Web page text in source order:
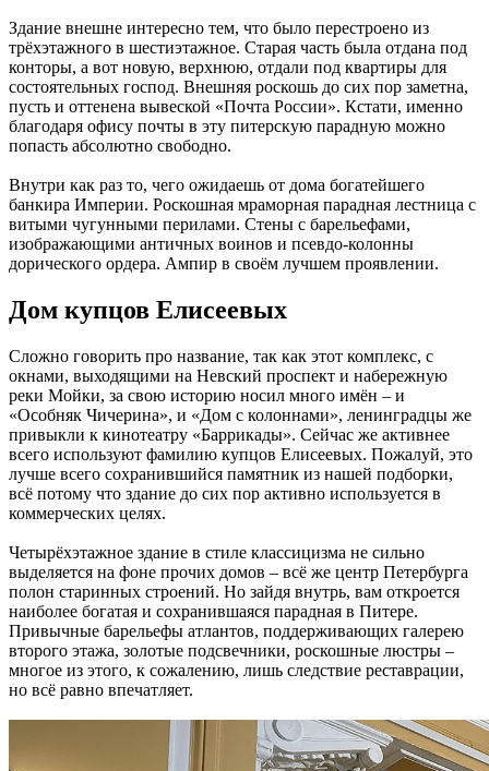
Здание внешне интересно тем, что было перестроено из
трёхэтажного в шестиэтажное. Старая часть была отдана под
конторы, а вот новую, верхнюю, отдали под квартиры для
состоятельных господ. Внешняя роскошь до сих пор заметна,
пусть и оттенена вывеской «Почта России». Кстати, именно
благодаря офису почты в эту питерскую парадную можно
попасть абсолютно свободно.
Внутри как раз то, чего ожидаешь от дома богатейшего
банкира Империи. Роскошная мраморная парадная лестница с
витыми чугунными перилами. Стены с барельефами,
изображающими античных воинов и псевдо-колонны
дорического ордера. Ампир в своём лучшем проявлении.
Дом купцов Елисеевых
Сложно говорить про название, так как этот комплекс, с
окнами, выходящими на Невский проспект и набережную
реки Мойки, за свою историю носил много имён – и
«Особняк Чичерина», и «Дом с колоннами», ленинградцы же
привыкли к кинотеатру «Баррикады». Сейчас же активнее
всего используют фамилию купцов Елисеевых. Пожалуй, это
лучше всего сохранившийся памятник из нашей подборки,
всё потому что здание до сих пор активно используется в
коммерческих целях.
Четырёхэтажное здание в стиле классицизма не сильно
выделяется на фоне прочих домов – всё же центр Петербурга
полон старинных строений. Но зайдя внутрь, вам откроется
наиболее богатая и сохранившаяся парадная в Питере.
Привычные барельефы атлантов, поддерживающих галерею
второго этажа, золотые подсвечники, роскошные люстры –
многое из этого, к сожалению, лишь следствие реставрации,
но всё равно впечатляет.